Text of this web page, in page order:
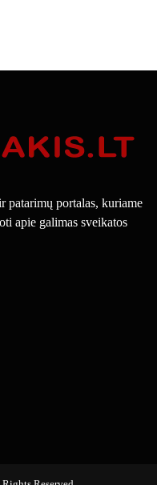
patarimų portalas, kuriame
apie galimas sveikatos